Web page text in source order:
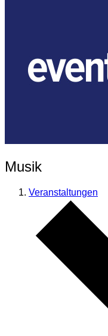
Musik
Veranstaltungen